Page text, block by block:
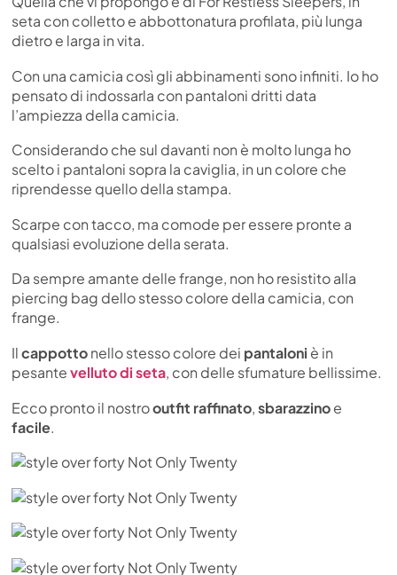
seta con colletto e abbottonatura profilata, più lunga
dietro e larga in vita.
Con una camicia così gli abbinamenti sono infiniti. Io ho
pensato di indossarla con pantaloni dritti data
l’ampiezza della camicia.
Considerando che sul davanti non è molto lunga ho
scelto i pantaloni sopra la caviglia, in un colore che
riprendesse quello della stampa.
Scarpe con tacco, ma comode per essere pronte a
qualsiasi evoluzione della serata.
Da sempre amante delle frange, non ho resistito alla
piercing bag dello stesso colore della camicia, con
frange.
Ilcappottonello stesso colore dei pantaloni è in
pesantevelluto di seta, con delle sfumature bellissime.
Ecco pronto il nostrooutfit raffinato,sbarazzinoe
facile.